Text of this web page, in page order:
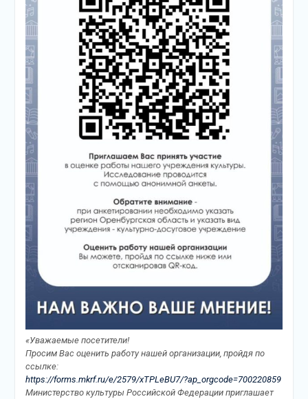
«Уважаемые посетители!
Просим Вас оценить работу нашей организации, пройдя по
ссылке:
https://forms.mkrf.ru/e/2579/xTPLeBU7/?ap_orgcode=700220859
Министерство культуры Российской Федерации приглашает